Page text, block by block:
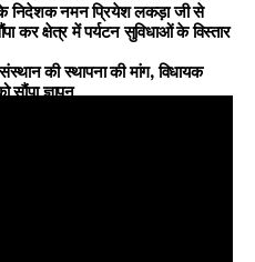
निदेशक नमन प्रियेश लकड़ा जी से
कर क्षेत्र में पर्यटन सुविधाओं के विस्तार
की स्थापना की मांग, विधायक
ज्ञापन